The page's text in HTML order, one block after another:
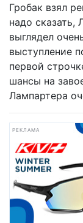
Гробак взял
надо сказать,
выглядел
выступление
первой
шансы на
Лампартера
РЕКЛАМА